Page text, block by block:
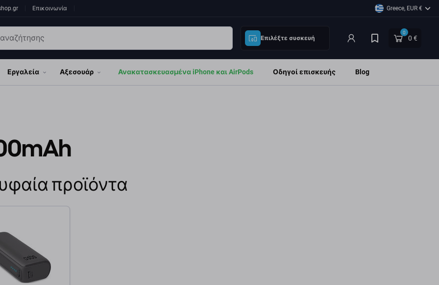
Επικοινωνία Greece, EUR €
Επιλέξτε συσκευή
0
0 €
Εργαλεία Αξεσουάρ Ανακατασκευασμένα iPhone και AirPods Οδηγοί επισκευής Blog
προϊόντα